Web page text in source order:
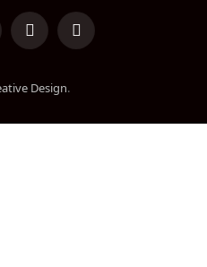
InstagramTikTok
Design.